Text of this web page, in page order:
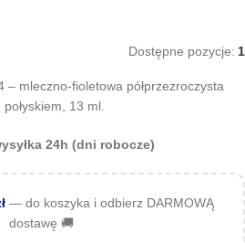
Dostępne pozycje: 1
mleczno-fioletowa półprzezroczysta
13 ml.
24h (dni robocze)
— do koszyka i odbierz DARMOWĄ
dostawę 🚚